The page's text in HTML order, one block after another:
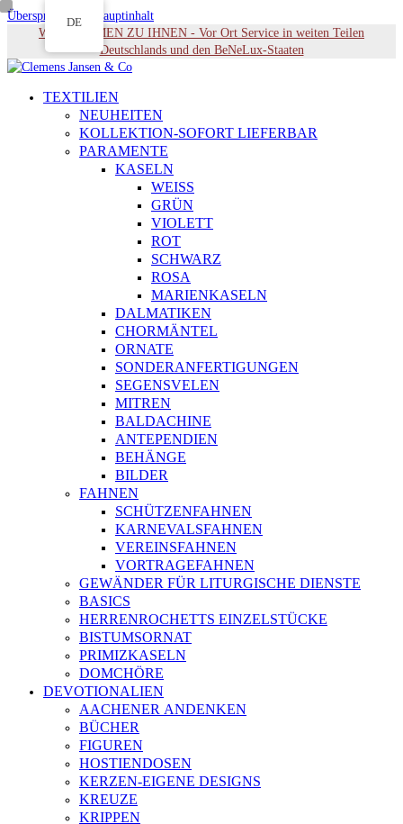
Überspringen zu Hauptinhalt
WIR KOMMEN ZU IHNEN - Vor Ort Service in weiten Teilen
Deutschlands und den BeNeLux-Staaten
TEXTILIEN
NEUHEITEN
KOLLEKTION-SOFORT LIEFERBAR
PARAMENTE
KASELN
WEISS
GRÜN
VIOLETT
ROT
SCHWARZ
ROSA
MARIENKASELN
DALMATIKEN
CHORMÄNTEL
ORNATE
SONDERANFERTIGUNGEN
SEGENSVELEN
MITREN
BALDACHINE
ANTEPENDIEN
BEHÄNGE
BILDER
FAHNEN
SCHÜTZENFAHNEN
KARNEVALSFAHNEN
VEREINSFAHNEN
VORTRAGEFAHNEN
GEWÄNDER FÜR LITURGISCHE DIENSTE
BASICS
HERRENROCHETTS EINZELSTÜCKE
BISTUMSORNAT
PRIMIZKASELN
DOMCHÖRE
DEVOTIONALIEN
AACHENER ANDENKEN
BÜCHER
FIGUREN
HOSTIENDOSEN
KERZEN-EIGENE DESIGNS
KREUZE
KRIPPEN
DE